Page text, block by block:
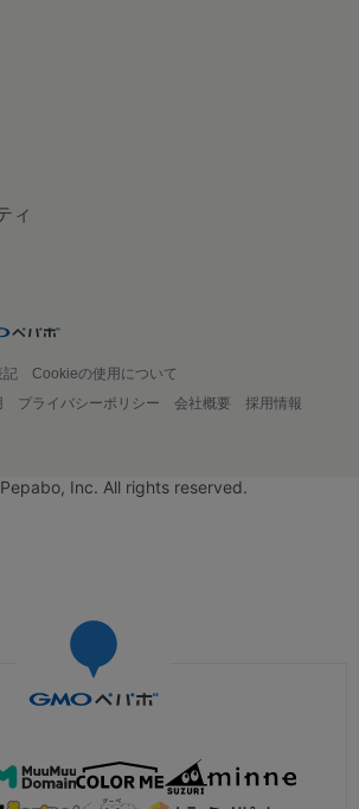
ィ
記
Cookieの使用について
プライバシーポリシー 会社概要
採用情報
Inc. All rights reserved.